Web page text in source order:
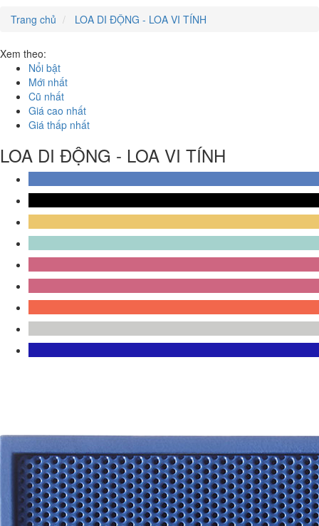
Trang chủ
LOA DI ĐỘNG - LOA VI TÍNH
Xem theo:
Nổi bật
Mới nhất
Cũ nhất
Giá cao nhất
Giá thấp nhất
LOA DI ĐỘNG - LOA VI TÍNH